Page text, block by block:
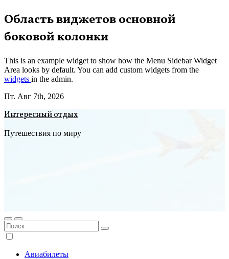
Перейти
к
содержимому
Область виджетов основной
боковой колонки
This is an example widget to show how the Menu Sidebar Widget
Area looks by default. You can add custom widgets from the
widgets in the admin.
Пт. Авг 7th, 2026
Интересный отдых
Путешествия по миру
Авиабилеты